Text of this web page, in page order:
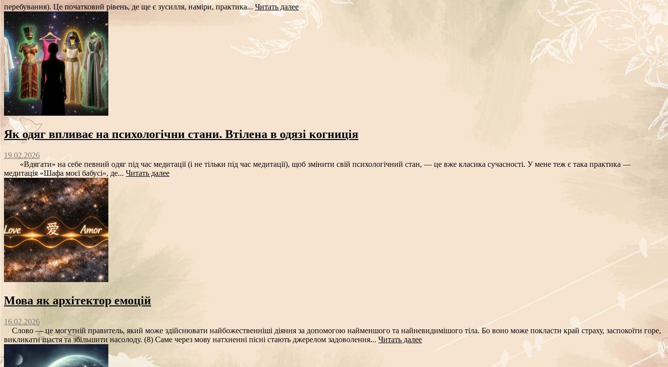
перебування). Це початковий рівень, де ще є зусилля, наміри, практика...Читать далее
Як одяг впливає на психологічни стани. Втілена в одязі когниція
19.02.2026
«Вдягати» на себе певний одяг під час медитації (і не тільки під час медитації), щоб змінити свій психологічний стан, — це вже класика сучасності. У мене теж є така практика —
медитація «Шафа моєї бабусі», де... Читать далее
Мова як архітектор емоцій
16.02.2026
Слово — це могутній правитель, який може здійснювати найбожественніші діяння за допомогою найменшого та найневидимішого тіла. Бо воно може покласти край страху, заспокоїти горе,
викликати щастя та збільшити насолоду. (8) Саме через мову натхненні пісні стають джерелом задоволення... Читать далее